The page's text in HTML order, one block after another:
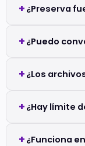
¿Preserva
¿Puedo
¿Los
¿Hay límite
¿Funciona